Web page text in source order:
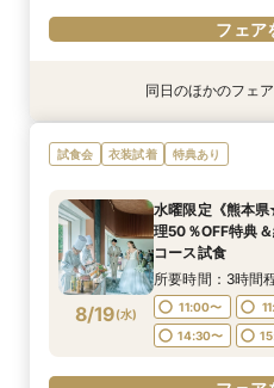
フェア
特典あり
8/18(火)
【親御様のため
で何でも相談OK♪
13:00〜
フェア
衣装試着 特典あり
8/18(火)
【熊本初★ミキハ
場】安心の6大優
所要時間：3時間
11:00〜
14:30〜
フェア
8/18(火)
タイパ重視◎【ス
ン案内&見積り相談
11:00〜
フェア
衣装試着 特典あり
8/18(火)
【少人数で森の
るNEW会場×美食
11:00〜
14:30〜
フェア
同日のほかのフェ
試食会 衣装試着 特典あり
8/19(水)
水曜限定《熊本
理50％OFF特典
コース試食
所要時間：3時間
11:00〜
14:30〜